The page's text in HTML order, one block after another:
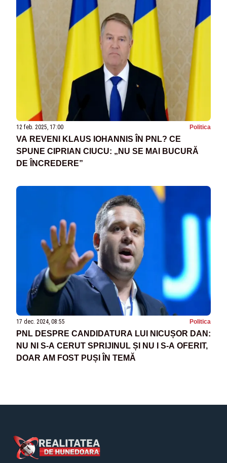
12 feb. 2025, 17:00 Politica
VA REVENI KLAUS IOHANNIS ÎN PNL? CE
SPUNE CIPRIAN CIUCU: „NU SE MAI BUCURĂ
DE ÎNCREDERE”
17 dec. 2024, 08:55 Politica
PNL DESPRE CANDIDATURA LUI NICUȘOR DAN:
NU NI S-A CERUT SPRIJINUL ȘI NU I S-A OFERIT,
DOAR AM FOST PUȘI ÎN TEMĂ